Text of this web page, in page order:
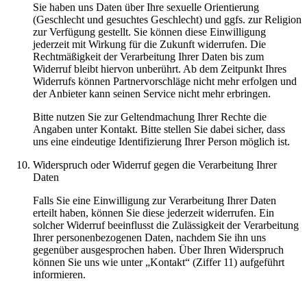
Sie haben uns Daten über Ihre sexuelle Orientierung
(Geschlecht und gesuchtes Geschlecht) und ggfs. zur Religion
zur Verfügung gestellt. Sie können diese Einwilligung
jederzeit mit Wirkung für die Zukunft widerrufen. Die
Rechtmäßigkeit der Verarbeitung Ihrer Daten bis zum
Widerruf bleibt hiervon unberührt. Ab dem Zeitpunkt Ihres
Widerrufs können Partnervorschläge nicht mehr erfolgen und
der Anbieter kann seinen Service nicht mehr erbringen.
Bitte nutzen Sie zur Geltendmachung Ihrer Rechte die
Angaben unter Kontakt. Bitte stellen Sie dabei sicher, dass
uns eine eindeutige Identifizierung Ihrer Person möglich ist.
Widerspruch oder Widerruf gegen die Verarbeitung Ihrer
Daten
Falls Sie eine Einwilligung zur Verarbeitung Ihrer Daten
erteilt haben, können Sie diese jederzeit widerrufen. Ein
solcher Widerruf beeinflusst die Zulässigkeit der Verarbeitung
Ihrer personenbezogenen Daten, nachdem Sie ihn uns
gegenüber ausgesprochen haben. Über Ihren Widerspruch
können Sie uns wie unter „Kontakt“ (Ziffer 11) aufgeführt
informieren.